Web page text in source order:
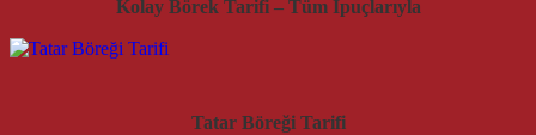
Kolay Börek Tarifi – Tüm İpuçlarıyla
Tatar Böreği Tarifi